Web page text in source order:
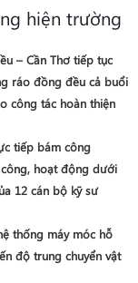
hiện trường
– Cần Thơ tiếp tục
ráo đồng đều cả buổi
công tác hoàn thiện
tiếp bám công
, hoạt động dưới
12 cán bộ kỹ sư
thống máy móc hỗ
độ trung chuyển vật